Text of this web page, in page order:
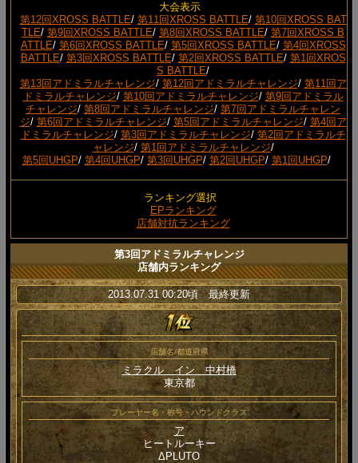
大会表示
第12回XROSS BATTLE/ 第11回XROSS BATTLE/ 第10回XROSS BAT
TLE/ 第9回XROSS BATTLE/ 第8回XROSS BATTLE/ 第7回XROSS B
ATTLE/ 第6回XROSS BATTLE/ 第5回XROSS BATTLE/ 第4回XROSS
BATTLE/ 第3回XROSS BATTLE/ 第2回XROSS BATTLE/ 第1回XROS
S BATTLE/
第13回アドミラルチャレンジ/ 第12回アドミラルチャレンジ/ 第11回ア
ドミラルチャレンジ/ 第10回アドミラルチャレンジ/ 第9回アドミラル
チャレンジ/ 第8回アドミラルチャレンジ/ 第7回アドミラルチャレン
ジ/ 第6回アドミラルチャレンジ/ 第5回アドミラルチャレンジ/ 第4回ア
ドミラルチャレンジ/ 第3回アドミラルチャレンジ/ 第2回アドミラルチ
ャレンジ/ 第1回アドミラルチャレンジ/
第5回UHGP/ 第4回UHGP/ 第3回UHGP/ 第2回UHGP/ 第1回UHGP/
ランキング選択
EPランキング
店舗対抗ランキング
第3回アドミラルチャレンジ
店舗内ランキング
2013.07.31 00:20頃 最終更新
店舗名/都道府県
ミラクル イン 中村橋
東京都
プレーヤー名・称号・ハウンドクラス
ア
ヒートルーキー
ΔPLUTO